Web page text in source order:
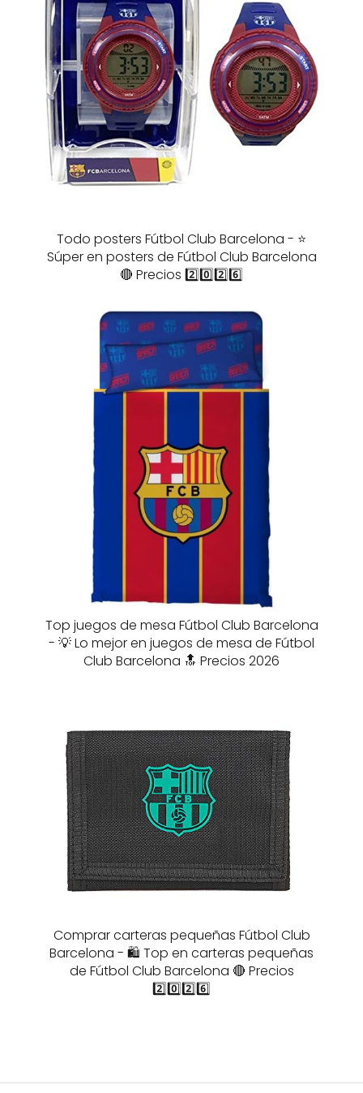
Todo posters Fútbol Club Barcelona - ⭐️
Súper en posters de Fútbol Club Barcelona
🔴 Precios 2️⃣0️⃣2️⃣6️⃣
Top juegos de mesa Fútbol Club Barcelona
- 💡 Lo mejor en juegos de mesa de Fútbol
Club Barcelona 🔝 Precios 2026
Comprar carteras pequeñas Fútbol Club
Barcelona - 🛍️ Top en carteras pequeñas
de Fútbol Club Barcelona 🔴 Precios
2️⃣0️⃣2️⃣6️⃣